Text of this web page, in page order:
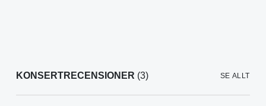
KONSERTRECENSIONER (3) SE ALLT